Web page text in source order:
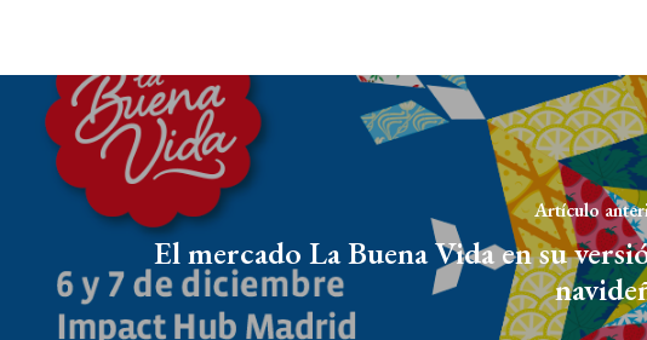
Artículo
El mercado La Buena Vida en su